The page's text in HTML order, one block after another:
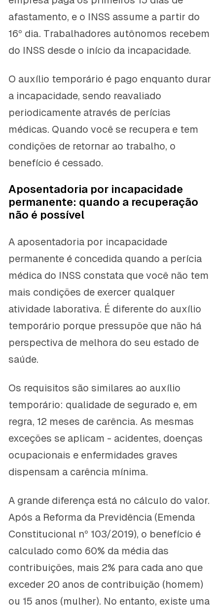
afastamento, e o INSS assume a partir do
16º dia. Trabalhadores autônomos recebem
do INSS desde o início da incapacidade.
O auxílio temporário é pago enquanto durar
a incapacidade, sendo reavaliado
periodicamente através de perícias
médicas. Quando você se recupera e tem
condições de retornar ao trabalho, o
benefício é cessado.
Aposentadoria por incapacidade
permanente: quando a recuperação
não é possível
A aposentadoria por incapacidade
permanente é concedida quando a perícia
médica do INSS constata que você não tem
mais condições de exercer qualquer
atividade laborativa. É diferente do auxílio
temporário porque pressupõe que não há
perspectiva de melhora do seu estado de
saúde.
Os requisitos são similares ao auxílio
temporário: qualidade de segurado e, em
regra, 12 meses de carência. As mesmas
exceções se aplicam - acidentes, doenças
ocupacionais e enfermidades graves
dispensam a carência mínima.
A grande diferença está no cálculo do valor.
Após a Reforma da Previdência (Emenda
Constitucional nº 103/2019), o benefício é
calculado como 60% da média das
contribuições, mais 2% para cada ano que
exceder 20 anos de contribuição (homem)
ou 15 anos (mulher). No entanto, existe uma